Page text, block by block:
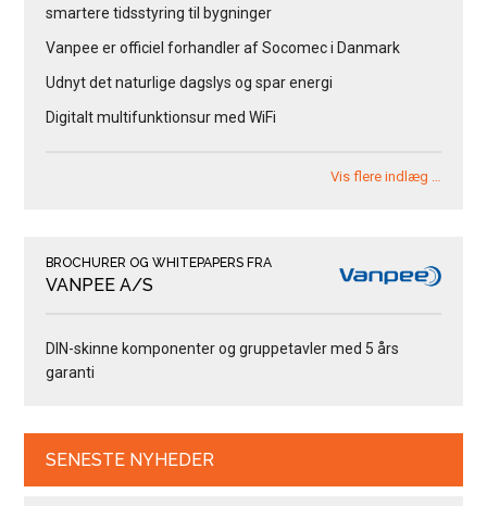
smartere tidsstyring til bygninger
Vanpee er officiel forhandler af Socomec i Danmark
Udnyt det naturlige dagslys og spar energi
Digitalt multifunktionsur med WiFi
Vis flere indlæg …
BROCHURER OG WHITEPAPERS FRA
VANPEE A/S
DIN-skinne komponenter og gruppetavler med 5 års
garanti
SENESTE NYHEDER